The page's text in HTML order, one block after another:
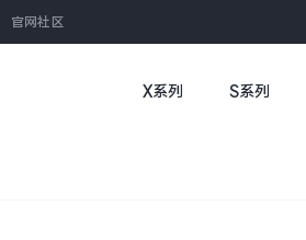
官网社区
X系列 S系列